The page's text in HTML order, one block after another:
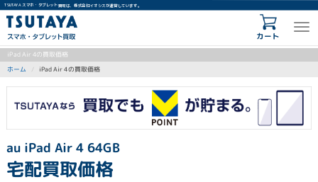
TSUTAYA スマホ・タブレット買取は、株式会社イオシスが運営しています。
カート
iPad Air 4の買取価格
ホーム iPad Air 4の買取価格
au iPad Air 4 64GB
宅配買取価格